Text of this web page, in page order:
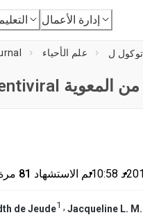
التعليم إدارة الأعمال
علم الأحياء
تم الاستشهاد 81 مرة•10:58 د•
de Jeude1 , Jacqueline L.